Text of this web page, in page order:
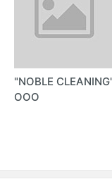
"NOBLE
ООО